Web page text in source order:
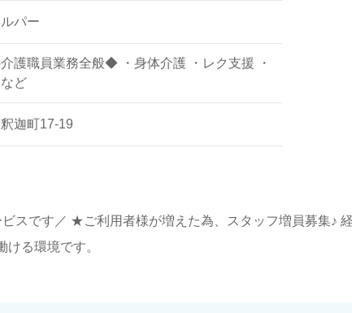
パー
護職員業務全般◆ ・身体介護 ・レク支援 ・
ど
迦町17-19
スです／ ★ご利用者様が増えた為、スタッフ増員募集♪
る環境です。